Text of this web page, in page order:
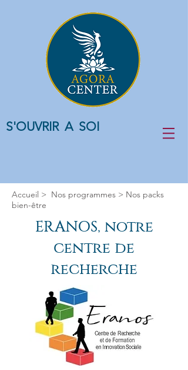
S'OUVRIR A SOI
Accueil > Nos programmes > Nos packs
bien-être
ERANOS, notre
centre de
recherche